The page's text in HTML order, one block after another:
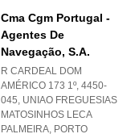
Cma Cgm Portugal -
Agentes De
Navegação, S.a.
R CARDEAL DOM
AMÉRICO 173 1º, 4450-
045, UNIAO FREGUESIAS
MATOSINHOS LECA
PALMEIRA, PORTO